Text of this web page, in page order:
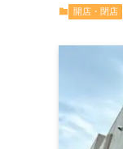
開店・閉店